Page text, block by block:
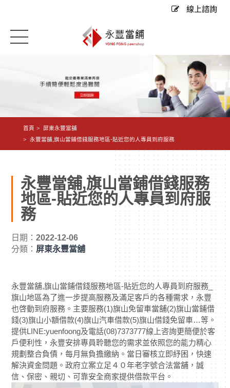
線上諮詢
首頁
屏東永豐當舖
永豐當舖,旗山當鋪借錢服務地區-貼近您的人專員到府服務
永豐當舖,旗山當鋪借錢服務
地區-貼近您的人專員到府服
務
日期：2022-12-06
分類： 屏東永豐當舖
永豐當舖,旗山當鋪借錢服務地區-貼近您的人專員到府服務_
旗山地區為了進一步提高服務及滿足客戶的各種需求，永豐
也啓動到府服務。主要服務(1)旗山免留車當舖(2)旗山當鋪借
錢(3)旗山小額借款(4)旗山汽車借款(5)旗山借錢免留車…等。
提供LINE:yuenfoong及電話(08)7373777線上咨詢更簡便於客
戶便利性，永豐安排專員聆聽您的需求並依照您的能力精心
規劃整合負債，每月無負擔繳納。當日審核立即紓困，快速
解決資金問題。政府立案立足４０年老字號合法當舖，誠
信、保密、親切、可靠安全商家提供借款平台。